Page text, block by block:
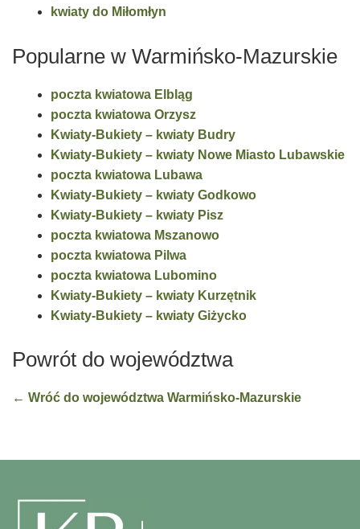
kwiaty do Miłomłyn
Popularne w Warmińsko-Mazurskie
poczta kwiatowa Elbląg
poczta kwiatowa Orzysz
Kwiaty-Bukiety – kwiaty Budry
Kwiaty-Bukiety – kwiaty Nowe Miasto Lubawskie
poczta kwiatowa Lubawa
Kwiaty-Bukiety – kwiaty Godkowo
Kwiaty-Bukiety – kwiaty Pisz
poczta kwiatowa Mszanowo
poczta kwiatowa Pilwa
poczta kwiatowa Lubomino
Kwiaty-Bukiety – kwiaty Kurzętnik
Kwiaty-Bukiety – kwiaty Giżycko
Powrót do województwa
← Wróć do województwa Warmińsko-Mazurskie